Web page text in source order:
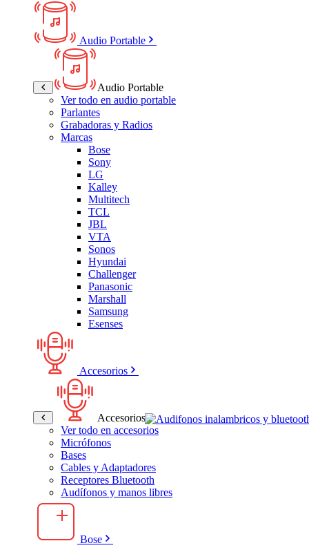
Audio Portable
Audio Portable
Ver todo en audio portable
Parlantes
Grabadoras y Radios
Marcas
Bose
Sony
LG
Kalley
Multitech
TCL
JBL
VTA
Sonos
Hyundai
Challenger
Panasonic
Marshall
Samsung
Esenses
Accesorios
Accesorios
Ver todo en accesorios
Micrófonos
Bases
Cables y Adaptadores
Receptores Bluetooth
Audífonos y manos libres
Bose